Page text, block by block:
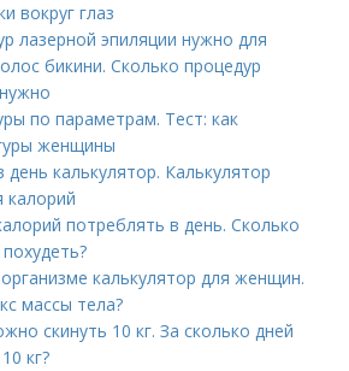
вокруг глаз
лазерной эпиляции нужно для
бикини. Сколько процедур
по параметрам. Тест: как
женщины
калькулятор. Калькулятор
калорий
потреблять в день. Сколько
калькулятор для женщин.
массы тела?
скинуть 10 кг. За сколько дней
кг?